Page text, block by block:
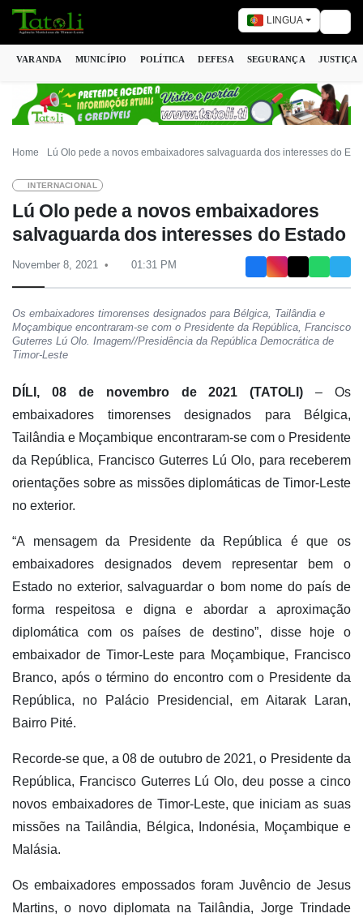
LINGUA
VARANDA MUNICÍPIO POLÍTICA DEFESA SEGURANÇA JUSTIÇA
Home Lú Olo pede a novos embaixadores salvaguarda dos interesses do
INTERNACIONAL
Lú Olo pede a novos embaixadores
salvaguarda dos interesses do Estado
November 8, 2021 01:31 PM
Os embaixadores timorenses designados para Bélgica, Tailândia e
Moçambique encontraram-se com o Presidente da República, Francisco
Guterres Lú Olo. Imagem//Presidência da República Democrática de
Timor-Leste
DÍLI, 08 de novembro de 2021 (TATOLI) – Os
embaixadores timorenses designados para Bélgica,
Tailândia e Moçambique encontraram-se com o Presidente
da República, Francisco Guterres Lú Olo, para receberem
orientações sobre as missões diplomáticas de Timor-Leste
no exterior.
“A mensagem da Presidente da República é que os
embaixadores designados devem representar bem o
Estado no exterior, salvaguardar o bom nome do país de
forma respeitosa e digna e abordar a aproximação
diplomática com os países de destino”, disse hoje o
embaixador de Timor-Leste para Moçambique, Francisco
Branco, após o término do encontro com o Presidente da
República, no Palácio Presidencial, em Aitarak Laran,
Bairro Pité.
Recorde-se que, a 08 de outubro de 2021, o Presidente da
República, Francisco Guterres Lú Olo, deu posse a cinco
novos embaixadores de Timor-Leste, que iniciam as suas
missões na Tailândia, Bélgica, Indonésia, Moçambique e
Malásia.
Os embaixadores empossados foram Juvêncio de Jesus
Martins, o novo diplomata na Tailândia, Jorge Trindade